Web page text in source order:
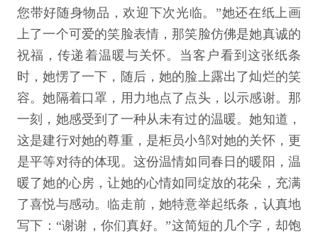
您带好随身物品，欢迎下次光临。”她还在纸上画
上了一个可爱的笑脸表情，那笑脸仿佛是她真诚的
祝福，传递着温暖与关怀。当客户看到这张纸条
时，她愣了一下，随后，她的脸上露出了灿烂的笑
容。她隔着口罩，用力地点了点头，以示感谢。那
一刻，她感受到了一种从未有过的温暖。她知道，
这是建行对她的尊重，是柜员小邹对她的关怀，更
是平等对待的体现。这份温情如同春日的暖阳，温
暖了她的心房，让她的心情如同绽放的花朵，充满
了喜悦与感动。临走前，她特意举起纸条，认真地
写下：“谢谢，你们真好。”这简短的几个字，却饱